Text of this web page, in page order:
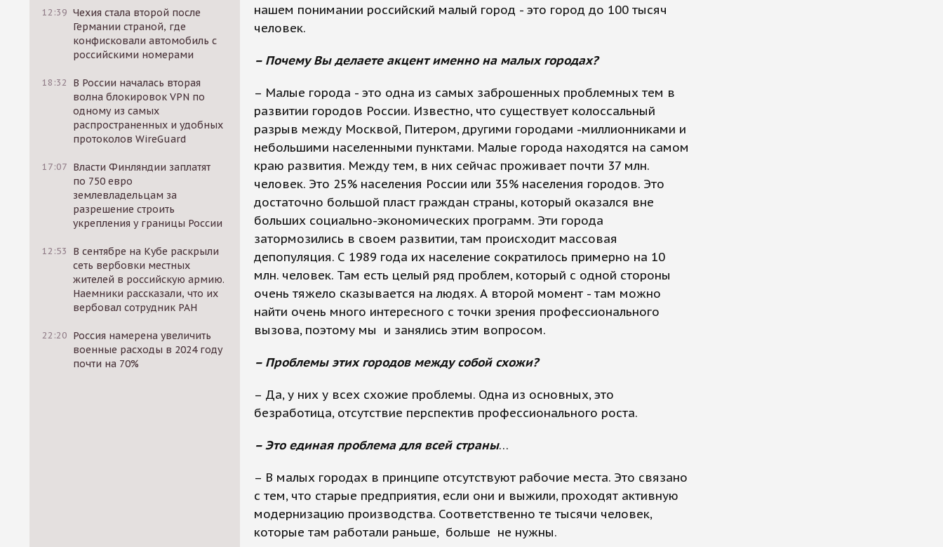
12:39 Чехия стала второй после
Германии страной, где
конфисковали автомобиль с
российскими номерами
18:32
В России началась вторая
волна блокировок VPN по
одному из самых
распространенных и удобных
протоколов WireGuard
17:07 Власти Финляндии заплатят
по 750 евро
землевладельцам за
разрешение строить
укрепления у границы России
12:53
В сентябре на Кубе раскрыли
сеть вербовки местных
жителей в российскую армию.
Наемники рассказали, что их
вербовал сотрудник РАН
22:20 Россия намерена увеличить
военные расходы в 2024 году
почти на 70%
нашем понимании российский малый город - это город до 100 тысяч
человек.
– Почему Вы делаете акцент именно на малых городах?
– Малые города - это одна из самых заброшенных проблемных тем в
развитии городов России. Известно, что существует колоссальный
разрыв между Москвой, Питером, другими городами -миллионниками и
небольшими населенными пунктами. Малые города находятся на самом
краю развития. Между тем, в них сейчас проживает почти 37 млн.
человек. Это 25% населения России или 35% населения городов. Это
достаточно большой пласт граждан страны, который оказался вне
больших социально-экономических программ. Эти города
затормозились в своем развитии, там происходит массовая
депопуляция. С 1989 года их население сократилось примерно на 10
млн. человек. Там есть целый ряд проблем, который с одной стороны
очень тяжело сказывается на людях. А второй момент - там можно
найти очень много интересного с точки зрения профессионального
вызова, поэтому мы и занялись этим вопросом.
– Проблемы этих городов между собой схожи?
– Да, у них у всех схожие проблемы. Одна из основных, это
безработица, отсутствие перспектив профессионального роста.
– Это единая проблема для всей страны…
– В малых городах в принципе отсутствуют рабочие места. Это связано
с тем, что старые предприятия, если они и выжили, проходят активную
модернизацию производства. Соответственно те тысячи человек,
которые там работали раньше, больше не нужны.